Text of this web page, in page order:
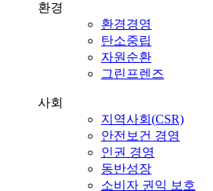
환경
환경경영
탄소중립
자원순환
그린프렌즈
사회
지역사회(CSR)
안전보건 경영
인권 경영
동반성장
소비자 권익 보호